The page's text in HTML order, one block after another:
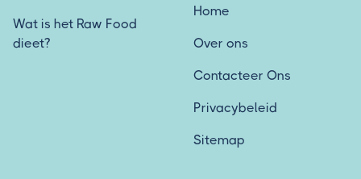
Wat is het Raw Food
dieet?
Home
Over ons
Contacteer Ons
Privacybeleid
Sitemap